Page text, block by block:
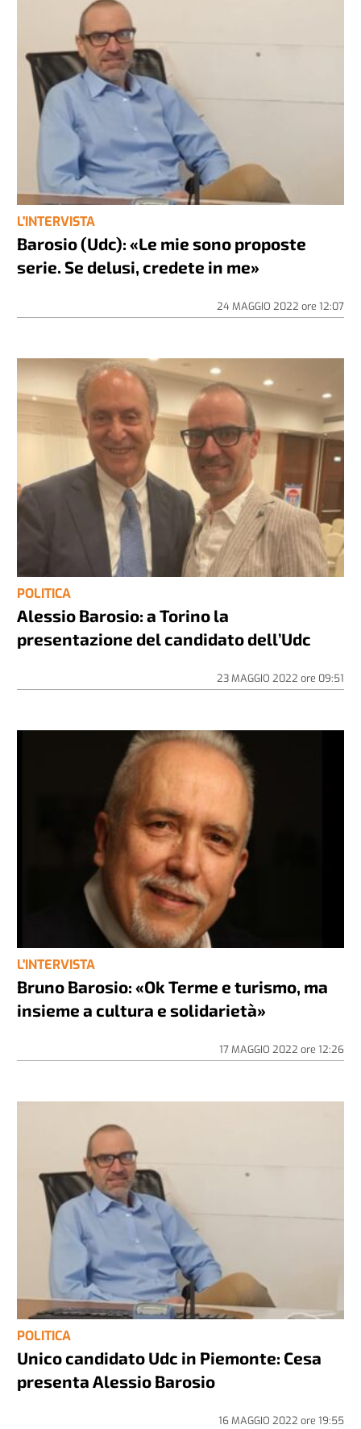
L'INTERVISTA
Barosio (Udc): «Le mie sono proposte
serie. Se delusi, credete in me»
24 MAGGIO 2022 ore 12:07
POLITICA
Alessio Barosio: a Torino la
presentazione del candidato dell’Udc
23 MAGGIO 2022 ore 09:51
L'INTERVISTA
Bruno Barosio: «Ok Terme e turismo, ma
insieme a cultura e solidarietà»
17 MAGGIO 2022 ore 12:26
POLITICA
Unico candidato Udc in Piemonte: Cesa
presenta Alessio Barosio
16 MAGGIO 2022 ore 19:55